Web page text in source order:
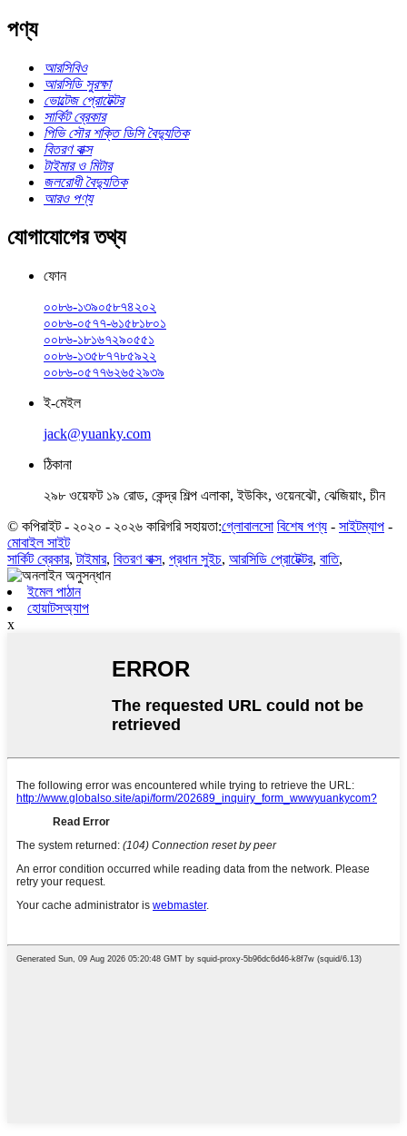
পণ্য
আরসিবিও
আরসিডি সুরক্ষা
ভোল্টেজ প্রোটেক্টর
সার্কিট ব্রেকার
পিভি সৌর শক্তি ডিসি বৈদ্যুতিক
বিতরণ বাক্স
টাইমার ও মিটার
জলরোধী বৈদ্যুতিক
আরও পণ্য
যোগাযোগের তথ্য
ফোন
০০৮৬-১৩৯০৫৮৭৪২০২
০০৮৬-০৫৭৭-৬১৫৮১৮০১
০০৮৬-১৮১৬৭২৯০৫৫১
০০৮৬-১৩৫৮৭৭৮৫৯২২
০০৮৬-০৫৭৭৬২৬৫২৯৩৯
ই-মেইল
jack@yuanky.com
ঠিকানা
২৯৮ ওয়েফট ১৯ রোড, কেন্দ্র শিল্প এলাকা, ইউকিং, ওয়েনঝৌ, ঝেজিয়াং, চীন
© কপিরাইট - ২০২০ - ২০২৬ কারিগরি সহায়তা:গ্লোবালসো বিশেষ পণ্য - সাইটম্যাপ -
মোবাইল সাইট
সার্কিট ব্রেকার,টাইমার, বিতরণ বাক্স, প্রধান সুইচ, আরসিডি প্রোটেক্টর, বাতি,
ইমেল পাঠান
হোয়াটসঅ্যাপ
x